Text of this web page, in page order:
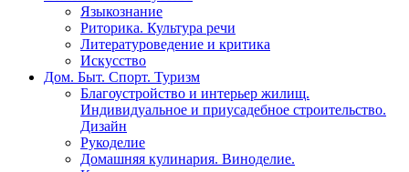
Языкознание
Риторика. Культура речи
Литературоведение и критика
Искусство
Дом. Быт. Спорт. Туризм
Благоустройство и интерьер жилищ.
Индивидуальное и приусадебное строительство.
Дизайн
Рукоделие
Домашняя кулинария. Виноделие.